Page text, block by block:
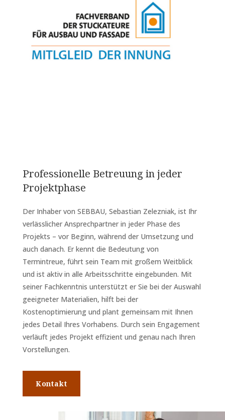
Professionelle Betreuung in jeder
Projektphase
Der Inhaber von SEBBAU, Sebastian Zelezniak, ist Ihr
verlässlicher Ansprechpartner in jeder Phase des
Projekts – vor Beginn, während der Umsetzung und
auch danach. Er kennt die Bedeutung von
Termintreue, führt sein Team mit großem Weitblick
und ist aktiv in alle Arbeitsschritte eingebunden. Mit
seiner Fachkenntnis unterstützt er Sie bei der Auswahl
geeigneter Materialien, hilft bei der
Kostenoptimierung und plant gemeinsam mit Ihnen
jedes Detail Ihres Vorhabens. Durch sein Engagement
verläuft jedes Projekt effizient und genau nach Ihren
Vorstellungen.
Kontakt